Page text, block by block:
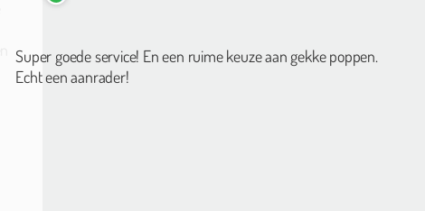
Echt een aanrader!